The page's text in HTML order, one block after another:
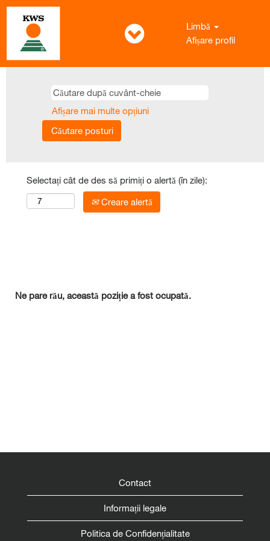
Limbă
Afișare profil
Afișare mai multe opțiuni
Selectați cât de des să primiți o alertă (în zile):
Creare alertă
Ne pare rău, această poziție a fost ocupată.
Contact
Informații legale
Politica de Confidențialitate